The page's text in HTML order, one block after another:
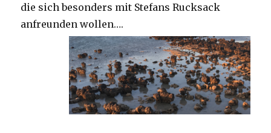
die sich besonders mit Stefans Rucksack
anfreunden wollen….